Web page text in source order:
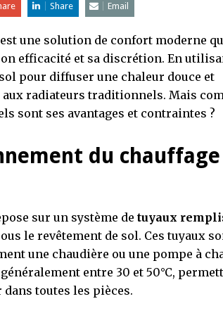
Share Email
est une solution de confort moderne
efficacité et sa discrétion. En
pour diffuser une chaleur douce et
radiateurs traditionnels. Mais
sont ses avantages et contraintes ?
du chauffage
sur un système de tuyaux
le revêtement de sol. Ces tuyaux
une chaudière ou une pompe à
entre 30 et 50°C,
toutes les pièces.